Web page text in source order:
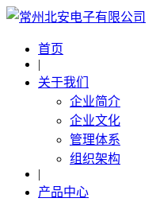
首页
|
关于我们
企业简介
企业文化
管理体系
组织架构
|
产品中心